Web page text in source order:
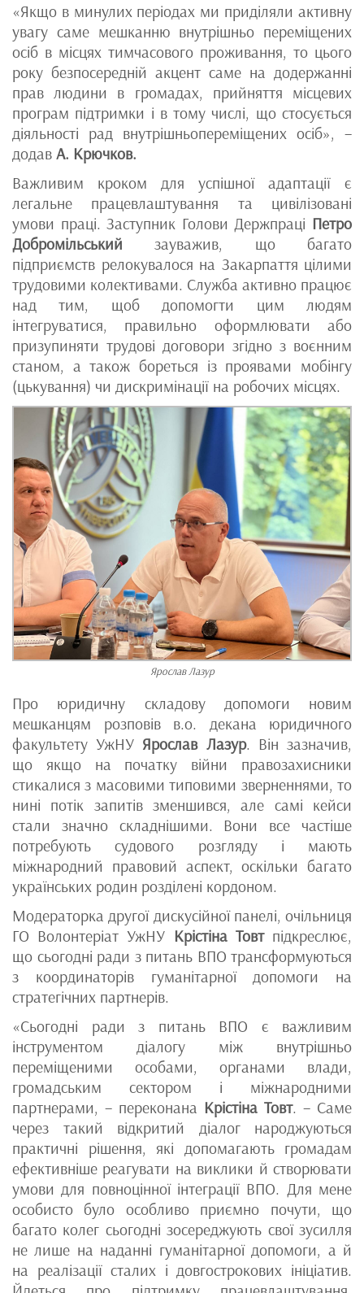
«Якщо в минулих періодах ми приділяли активну
увагу саме мешканню внутрішньо переміщених
осіб в місцях тимчасового проживання, то цього
року безпосередній акцент саме на додержанні
прав людини в громадах, прийняття місцевих
програм підтримки і в тому числі, що стосується
діяльності рад внутрішньопереміщених осіб», –
додав А. Крючков.
Важливим кроком для успішної адаптації є
легальне працевлаштування та цивілізовані
умови праці. Заступник Голови Держпраці Петро
Добромільський зауважив, що багато
підприємств релокувалося на Закарпаття цілими
трудовими колективами. Служба активно працює
над тим, щоб допомогти цим людям
інтегруватися, правильно оформлювати або
призупиняти трудові договори згідно з воєнним
станом, а також бореться із проявами мобінгу
(цькування) чи дискримінації на робочих місцях.
Ярослав Лазур
Про юридичну складову допомоги новим
мешканцям розповів в.о. декана юридичного
факультету УжНУ Ярослав Лазур. Він зазначив,
що якщо на початку війни правозахисники
стикалися з масовими типовими зверненнями, то
нині потік запитів зменшився, але самі кейси
стали значно складнішими. Вони все частіше
потребують судового розгляду і мають
міжнародний правовий аспект, оскільки багато
українських родин розділені кордоном.
Модераторка другої дискусійної панелі, очільниця
ГО Волонтеріат УжНУ Крістіна Товтпідкреслює,
що сьогодні ради з питань ВПО трансформуються
з координаторів гуманітарної допомоги на
стратегічних партнерів.
«Сьогодні ради з питань ВПО є важливим
інструментом діалогу між внутрішньо
переміщеними особами, органами влади,
громадським сектором і міжнародними
партнерами, – переконана Крістіна Товт. – Саме
через такий відкритий діалог народжуються
практичні рішення, які допомагають громадам
ефективніше реагувати на виклики й створювати
умови для повноцінної інтеграції ВПО. Для мене
особисто було особливо приємно почути, що
багато колег сьогодні зосереджують свої зусилля
не лише на наданні гуманітарної допомоги, а й
на реалізації сталих і довгострокових ініціатив.